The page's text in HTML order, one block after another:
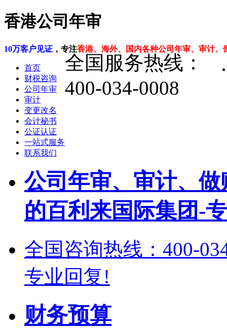
香港公司年审
10万客户见证 ，专注香港、海外、国内各种公司年审、审计、
首页
财税咨询
公司年审
审计
变更改名
会计秘书
公证认证
一站式服务
联系我们
全国服务热线：
400-034-0008
公司年审、审计、
的百利来国际集团-
全国咨询热线：400-
专业回复!
财务预算